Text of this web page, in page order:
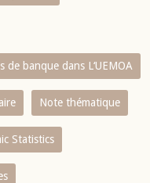
banque dans L‘UEMOA
Note thématique
Statistics